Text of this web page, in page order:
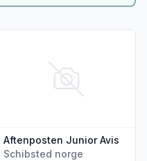
Aftenposten Junior Avis
Schibsted norge